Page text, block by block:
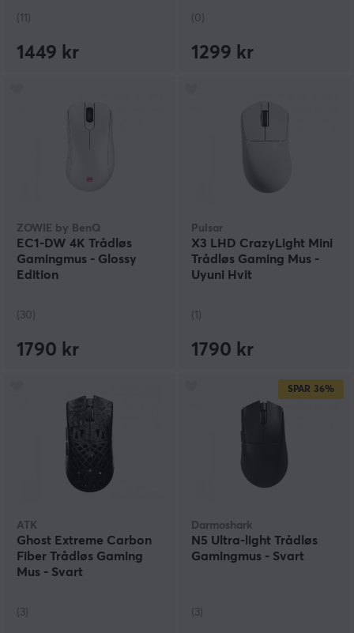
(11)
1449 kr
(0)
1299 kr
ZOWIE by BenQ
EC1-DW 4K Trådløs
Gamingmus - Glossy
Edition
(30)
1790 kr
Pulsar
X3 LHD CrazyLight Mini
Trådløs Gaming Mus -
Uyuni Hvit
(1)
1790 kr
ATK
Ghost Extreme Carbon
Fiber Trådløs Gaming
Mus - Svart
(3)
SPAR 36%
Darmoshark
N5 Ultra-light Trådløs
Gamingmus - Svart
(3)